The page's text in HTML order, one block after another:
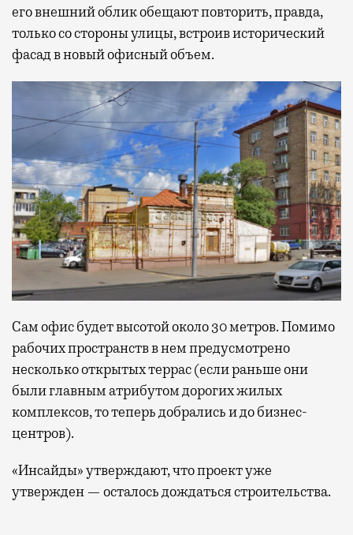
его внешний облик обещают повторить, правда,
только со стороны улицы, встроив исторический
фасад в новый офисный объем.
Сам офис будет высотой около 30 метров. Помимо
рабочих пространств в нем предусмотрено
несколько открытых террас (если раньше они
были главным атрибутом дорогих жилых
комплексов, то теперь добрались и до бизнес-
центров).
«Инсайды» утверждают, что проект уже
утвержден — осталось дождаться строительства.